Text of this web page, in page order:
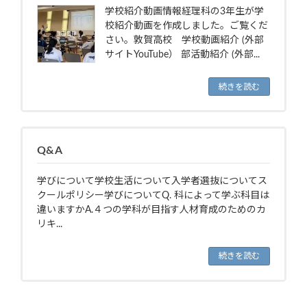
学校紹介動画情報経理科の3年生が学
校紹介動画を作成しました。ご覧くだ
さい。敦賀高校 学校動画紹介 (外部
サイトYouTube） 部活動紹介 (外部...
続きを読む
Q&A
学びについて学校生活について入学者選抜についてス
クールポリシー学びについてQ. 科によって学ぶ科目は
違いますかA.４つの学科が目指す人材育成のためのカ
リキ...
続きを読む